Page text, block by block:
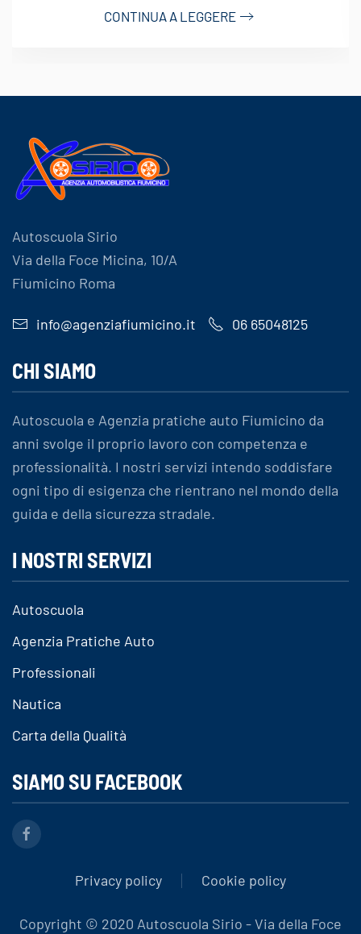
CONTINUA A LEGGERE
Autoscuola Sirio
Via della Foce Micina, 10/A
Fiumicino Roma
info@agenziafiumicino.it 06 65048125
CHI SIAMO
Autoscuola e Agenzia pratiche auto Fiumicino da
anni svolge il proprio lavoro con competenza e
professionalità. I nostri servizi intendo soddisfare
ogni tipo di esigenza che rientrano nel mondo della
guida e della sicurezza stradale.
I NOSTRI SERVIZI
Autoscuola
Agenzia Pratiche Auto
Professionali
Nautica
Carta della Qualità
SIAMO SU FACEBOOK
Privacy policy Cookie policy
Copyright © 2020 Autoscuola Sirio - Via della Foce